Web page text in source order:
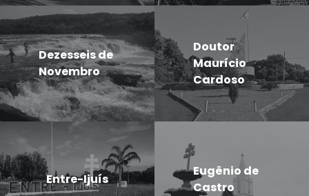
Dezesseis de
Novembro
Doutor
Maurício
Cardoso
Entre-Ijuís
Eugênio de
Castro